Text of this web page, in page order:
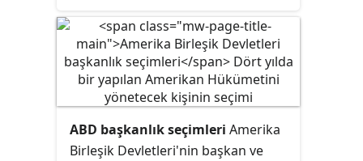
oluşturan iki yasama organından
biridir. Amerika Birleşik
Devletleri'nin 50 eyaletinin her
birinden seçilen 2 senatörden
Birleşik Devletleri Senatosunun
ABD başkanlık seçimleri Amerika
Birleşik Devletleri'nin başkan ve